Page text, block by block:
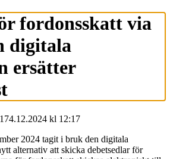
fordonsskatt via
digitala
ersätter
4.12.2024 kl 12:17
2024 tagit i bruk den digitala
alternativ att skicka debetsedlar för